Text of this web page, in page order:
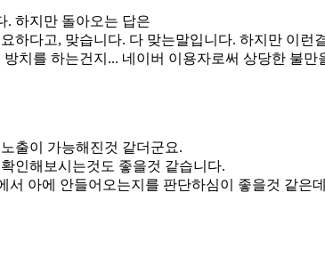
. 하지만 돌아오는 답은
하다고, 맞습니다. 다 맞는말입니다. 하지만 이
치를 하는건지... 네이버 이용자로써 상당한 불
출이 가능해진것 같더군요.
인해보시는것도 좋을것 같습니다.
아에 안들어오는지를 판단하심이 좋을것 같은